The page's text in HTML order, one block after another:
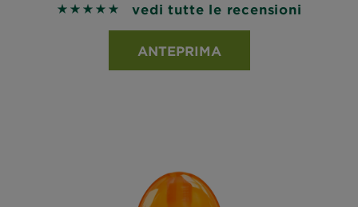
5 out of 5 stars based on reviews
vedi tutte le recensioni
ANTEPRIMA